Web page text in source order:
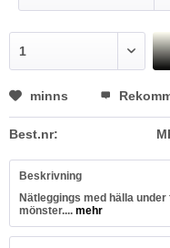
minns
Best.nr:
Beskrivning
Nätleggings med hälla
mönster.... mehr